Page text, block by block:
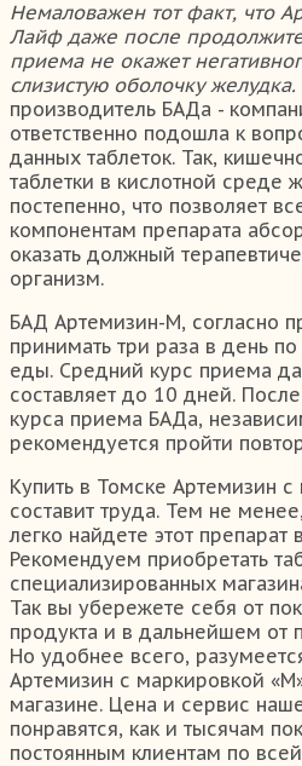
Немаловажен тот факт, что
Лайф даже после
приема не окажет
слизистую оболочку желудка.
производитель БАДа -
ответственно подошла к
данных таблеток. Так,
таблетки в кислотной среде
постепенно, что позволяет
компонентам препарата
оказать должный
организм.
БАД Артемизин-М, согласно
принимать три раза в день
еды. Средний курс приема
составляет до 10 дней.
курса приема БАДа,
рекомендуется пройти
Купить в Томске Артемизин
составит труда. Тем не
легко найдете этот
Рекомендуем приобретать
специализированных
Так вы убережете себя от
продукта и в дальнейшем от
Но удобнее всего,
Артемизин с маркировкой
магазине. Цена и сервис
понравятся, как и тысячам
постоянным клиентам по